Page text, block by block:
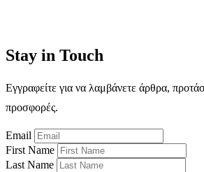
Stay in Touch
Εγγραφείτε για να λαμβάνετε άρθρα,
προσφορές.
Email
First Name
Last Name